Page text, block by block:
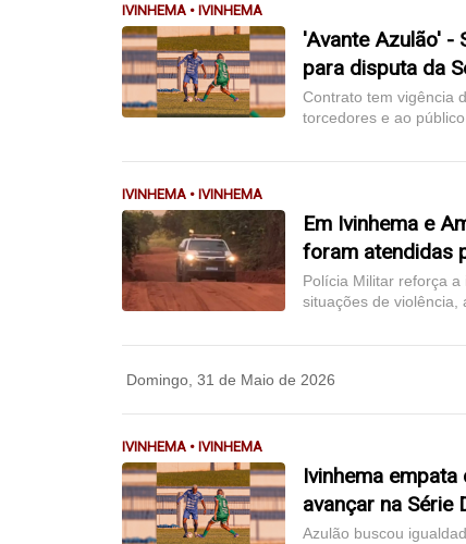
IVINHEMA • IVINHEMA
'Avante Azulão' -
para disputa da
Contrato tem vigência
torcedores e ao
IVINHEMA • IVINHEMA
Em Ivinhema e
foram atendidas
Polícia Militar reforça
situações de violência,
Domingo, 31 de Maio de 2026
IVINHEMA • IVINHEMA
Ivinhema
avançar na Série
Azulão buscou